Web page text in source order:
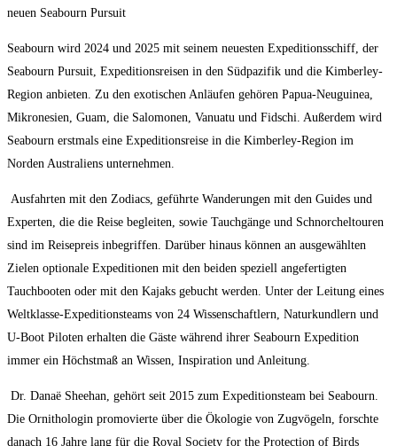
neuen Seabourn Pursuit
Seabourn wird 2024 und 2025 mit seinem neuesten Expeditionsschiff, der
Seabourn Pursuit, Expeditionsreisen in den Südpazifik und die Kimberley-
Region anbieten. Zu den exotischen Anläufen gehören Papua-Neuguinea,
Mikronesien, Guam, die Salomonen, Vanuatu und Fidschi. Außerdem wird
Seabourn erstmals eine Expeditionsreise in die Kimberley-Region im
Norden Australiens unternehmen.
Ausfahrten mit den Zodiacs, geführte Wanderungen mit den Guides und
Experten, die die Reise begleiten, sowie Tauchgänge und Schnorcheltouren
sind im Reisepreis inbegriffen. Darüber hinaus können an ausgewählten
Zielen optionale Expeditionen mit den beiden speziell angefertigten
Tauchbooten oder mit den Kajaks gebucht werden. Unter der Leitung eines
Weltklasse-Expeditionsteams von 24 Wissenschaftlern, Naturkundlern und
U-Boot Piloten erhalten die Gäste während ihrer Seabourn Expedition
immer ein Höchstmaß an Wissen, Inspiration und Anleitung.
Dr. Danaë Sheehan, gehört seit 2015 zum Expeditionsteam bei Seabourn.
Die Ornithologin promovierte über die Ökologie von Zugvögeln, forschte
danach 16 Jahre lang für die Royal Society for the Protection of Birds